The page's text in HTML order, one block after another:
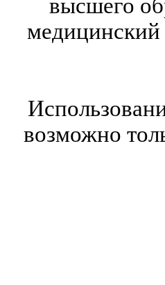
высшего
медицинский
возможно